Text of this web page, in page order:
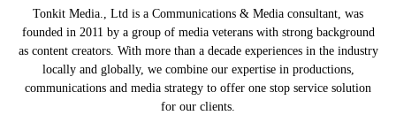
Tonkit Media., Ltd is a Communications & Media consultant, was
founded in 2011 by a group of media veterans with strong background
as content creators. With more than a decade experiences in the industry
locally and globally, we combine our expertise in productions,
communications and media strategy to offer one stop service solution
for our clients.